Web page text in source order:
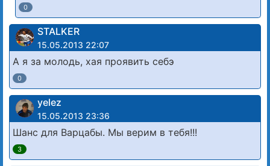
0
STALKER
15.05.2013 22:07
А я за молодь, хая проявить себэ
0
yelez
15.05.2013 23:36
Шанс для Варцабы. Мы верим в тебя!!!
3